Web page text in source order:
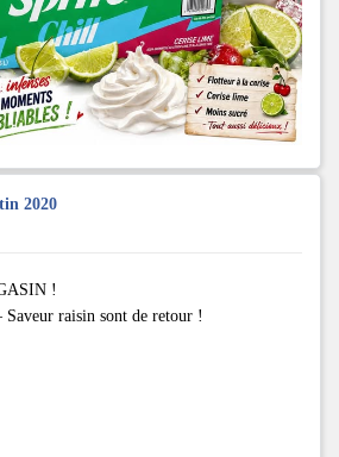
2020
!
raisin sont de retour !